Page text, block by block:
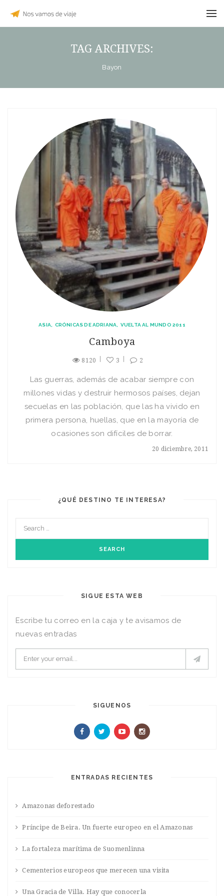
TAG ARCHIVES:
Bayon
ASIA CRÓNICAS DE ADRIANA VUELTA AL MUNDO 2011
Camboya
8120 3 2
20 diciembre, 2011
Las guerras, además de acabar siempre con
millones vidas y destruir hermosos países, dejan
secuelas en las población, que las ha vivido en
primera persona, huellas, que en la mayoría de
ocasiones son difíciles de borrar.
¿QUÉ DESTINO TE INTERESA?
SIGUE ESTA WEB
Escribe tu correo en la caja y te avisamos de
nuevas entradas
SIGUENOS
ENTRADAS RECIENTES
Amazonas deforestado
Príncipe de Beira. Un fuerte europeo en el Amazonas
La fortaleza marítima de Suomenlinna
Cementerios europeos que merecen una visita
Una Gracia de Villa. Hay que conocerla